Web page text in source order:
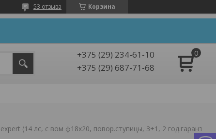
Корзина
53 отзыва
+375 (29) 234-61-10
+375 (29) 687-71-68